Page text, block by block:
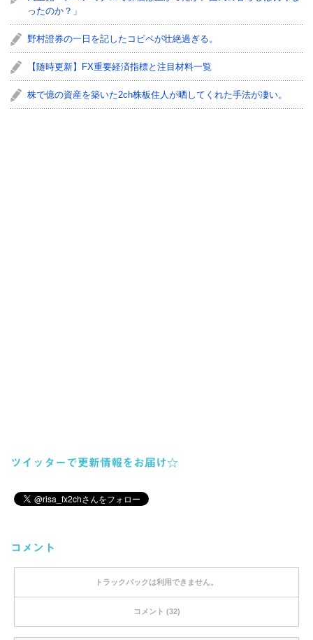
ったのか？」
野村證券の一日を記したコピペが壮絶過ぎる。
【随時更新】FX重要経済指標と注目材料一覧
株で億の資産を築いた2ch株板住人が晒してくれた手法が凄い。
ツイッターで更新情報をお届け☆
コメント
トラックバックは利用できません。
コメント (32)